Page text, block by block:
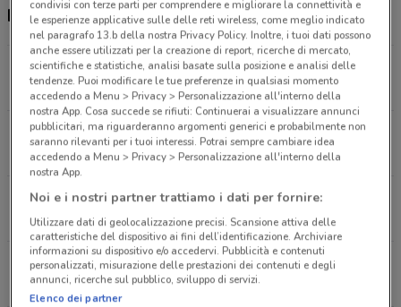
Negozi Acqua Panna a Ostia
Via Delle Gondole 9 Roma
490 m
APERTO
Via Isole Del Capo Verde, 22/26 Roma
849 m
APERTO
Via Della Stella Polare, 38/60 Roma
912 m
Via Isole del Capoverde, 105 Roma
942 m
condivisi con terze parti per comprendere e migliorare la connettività e
le esperienze applicative sulle delle reti wireless, come meglio indicato
nel paragrafo 13.b della nostra Privacy Policy. Inoltre, i tuoi dati possono
anche essere utilizzati per la creazione di report, ricerche di mercato,
scientifiche e statistiche, analisi basate sulla posizione e analisi delle
tendenze. Puoi modificare le tue preferenze in qualsiasi momento
accedendo a Menu > Privacy > Personalizzazione all'interno della
nostra App. Cosa succede se rifiuti: Continuerai a visualizzare annunci
pubblicitari, ma riguarderanno argomenti generici e probabilmente non
saranno rilevanti per i tuoi interessi. Potrai sempre cambiare idea
accedendo a Menu > Privacy > Personalizzazione all'interno della
nostra App.
Noi e i nostri partner trattiamo i dati per fornire:
Utilizzare dati di geolocalizzazione precisi. Scansione attiva delle
caratteristiche del dispositivo ai fini dell’identificazione. Archiviare
informazioni su dispositivo e/o accedervi. Pubblicità e contenuti
personalizzati, misurazione delle prestazioni dei contenuti e degli
annunci, ricerche sul pubblico, sviluppo di servizi.
Elenco dei partner